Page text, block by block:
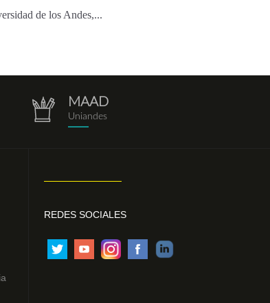
de los Andes,...
repositorio.png
MAAD
Uniandes
REDES SOCIALES